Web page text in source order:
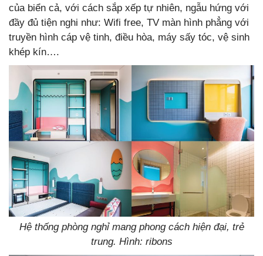
của biển cả, với cách sắp xếp tự nhiên, ngẫu hứng với
đầy đủ tiện nghi như: Wifi free, TV màn hình phẳng với
truyền hình cáp vệ tinh, điều hòa, máy sấy tóc, vệ sinh
khép kín….
Hệ thống phòng nghỉ mang phong cách hiện đại, trẻ
trung. Hình: ribons